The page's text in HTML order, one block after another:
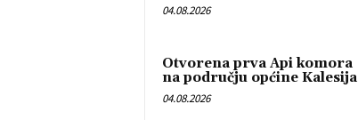
04.08.2026
Otvorena prva Api komora
na području općine Kalesija
04.08.2026